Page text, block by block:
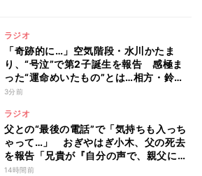
ラジオ
「奇跡的に…」空気階段・水川かたま
り、“号泣”で第2子誕生を報告 感極ま
った“運命めいたもの”とは…相方・鈴木
もぐらは「水川泣いちゃいました」「な
3分前
ラジオ
父との“最後の電話”で「気持ちも入っち
ゃって…」 おぎやはぎ小木、父の死去
を報告「兄貴が『自分の声で、親父に話
してやってくれ』って」
14時間前